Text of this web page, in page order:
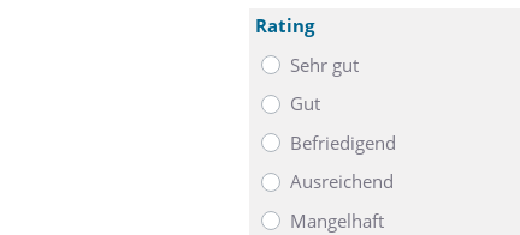
Rating
Sehr gut
Gut
Befriedigend
Ausreichend
Mangelhaft